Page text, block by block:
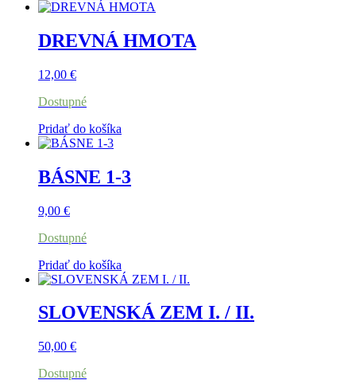
DREVNÁ HMOTA
12,00 €
Dostupné
Pridať do košíka
BÁSNE 1-3
9,00 €
Dostupné
Pridať do košíka
SLOVENSKÁ ZEM I. / II.
50,00 €
Dostupné